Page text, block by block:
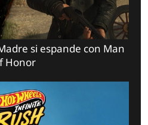
si espande con Man
Honor